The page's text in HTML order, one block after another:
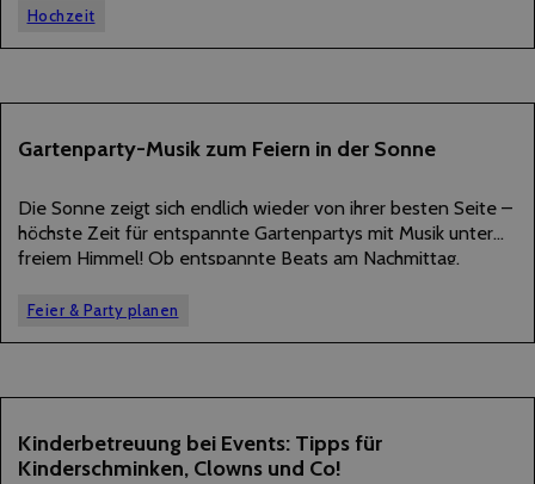
einfallen zu lassen. Als besonders verrückt haben sich schon
Hochzeit
30
Gartenparty-Musik zum Feiern in der Sonne
Die Sonne zeigt sich endlich wieder von ihrer besten Seite –
höchste Zeit für entspannte Gartenpartys mit Musik unter
freiem Himmel! Ob entspannte Beats am Nachmittag,
Partystimmung unterm Lichterkettenhimmel: Der Sommer
Feier & Party planen
29
APRIL
Kinderbetreuung bei Events: Tipps für
Kinderschminken, Clowns und Co!